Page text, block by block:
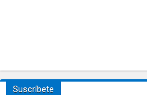
Suscríbete